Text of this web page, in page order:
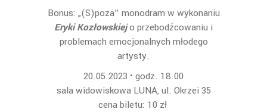
Bonus: „(S)poza” monodram w wykonaniu
Eryki Kozłowskiejo przebodźcowaniu i
problemach emocjonalnych młodego
artysty.
20.05.2023 • godz. 18.00
sala widowiskowa LUNA, ul. Okrzei 35
cena biletu: 10 zł